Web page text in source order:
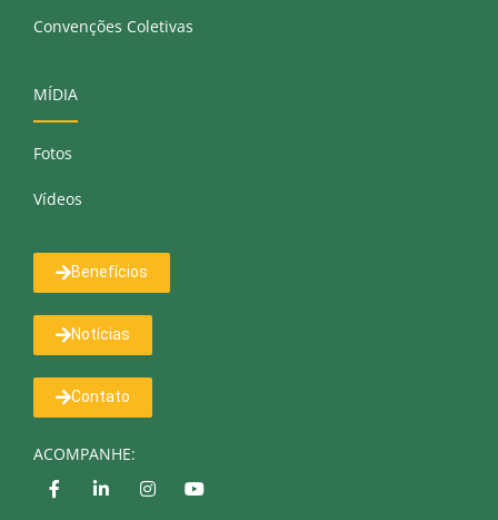
Convenções Coletivas
MÍDIA
Fotos
Vídeos
Benefícios
Notícias
Contato
ACOMPANHE: